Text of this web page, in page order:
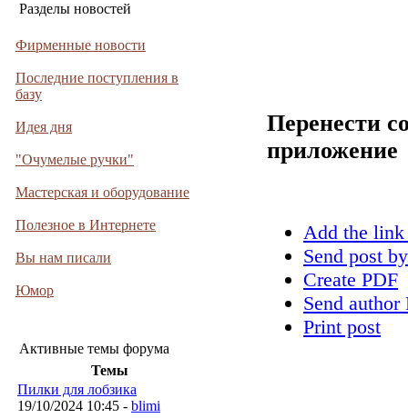
Разделы новостей
Фирменные новости
Последние поступления в
базу
Идея дня
"Очумелые ручки"
Мастерская и оборудование
Полезное в Интернете
Вы нам писали
Юмор
Активные темы форума
Темы
Пилки для лобзика
19/10/2024 10:45 - blimi
Перенести
приложение
Add the
Send post
Create PDF
Send
Print post